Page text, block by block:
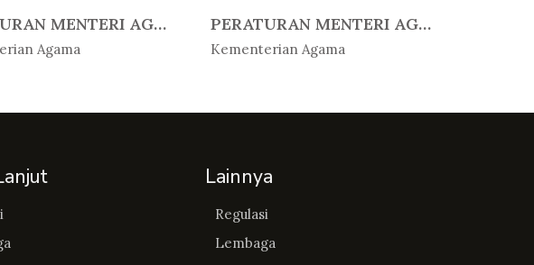
PERATURAN MENTERI AGAMA REPUBLIK...
Agama
PERATURAN MENTERI AGAMA REPUBLIK...
Kementerian Agama
In Peratur...
Lainnya
Regulasi
Lembaga